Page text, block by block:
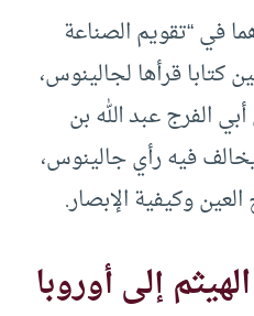
في “تقويم الصناعة
كتابا قرأها لجالينوس،
الفرج عبد الله بن
فيه رأي جالينوس،
وكيفية الإبصار.
إلى أوروبا